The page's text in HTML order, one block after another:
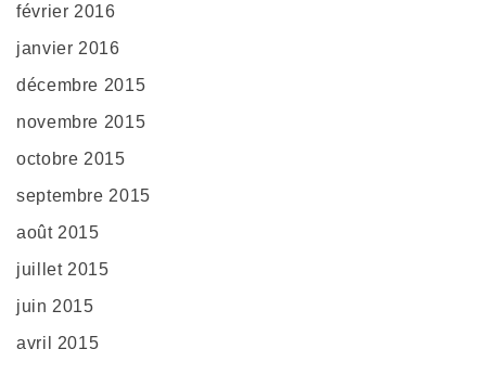
février 2016
janvier 2016
décembre 2015
novembre 2015
octobre 2015
septembre 2015
août 2015
juillet 2015
juin 2015
avril 2015